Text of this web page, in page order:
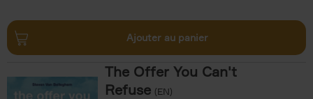
Ajouter au panier
The Offer You Can't
Refuse (EN)